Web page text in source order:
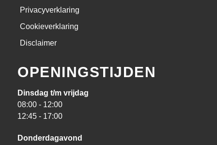
Privacyverklaring
Cookieverklaring
Disclaimer
OPENINGSTIJDEN
Dinsdag t/m vrijdag
08:00 - 12:00
12:45 - 17:00
Donderdagavond